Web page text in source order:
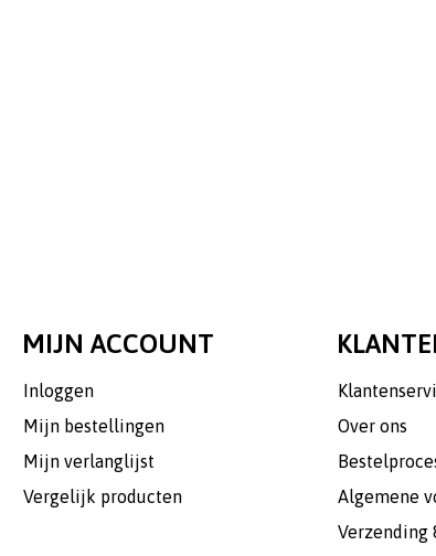
MIJN ACCOUNT
Inloggen
Mijn bestellingen
Mijn verlanglijst
Vergelijk producten
Over ons
Algemene
Verzending